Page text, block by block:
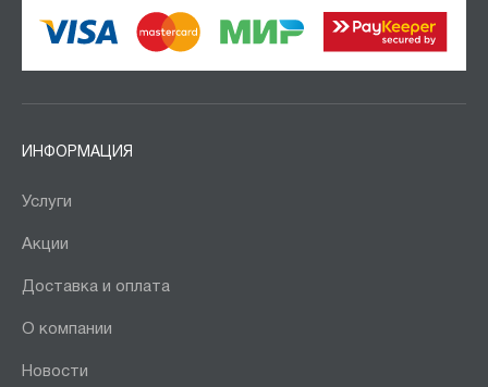
ИНФОРМАЦИЯ
Услуги
Акции
Доставка и оплата
О компании
Новости